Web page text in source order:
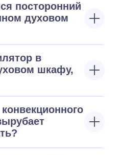
посторонний
духовом
в
шкафу,